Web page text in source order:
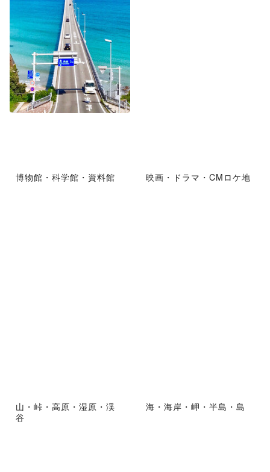
博物館・科学館・資料館 映画・ドラマ・CMロケ地
山・峠・高原・湿原・渓
谷
海・海岸・岬・半島・島